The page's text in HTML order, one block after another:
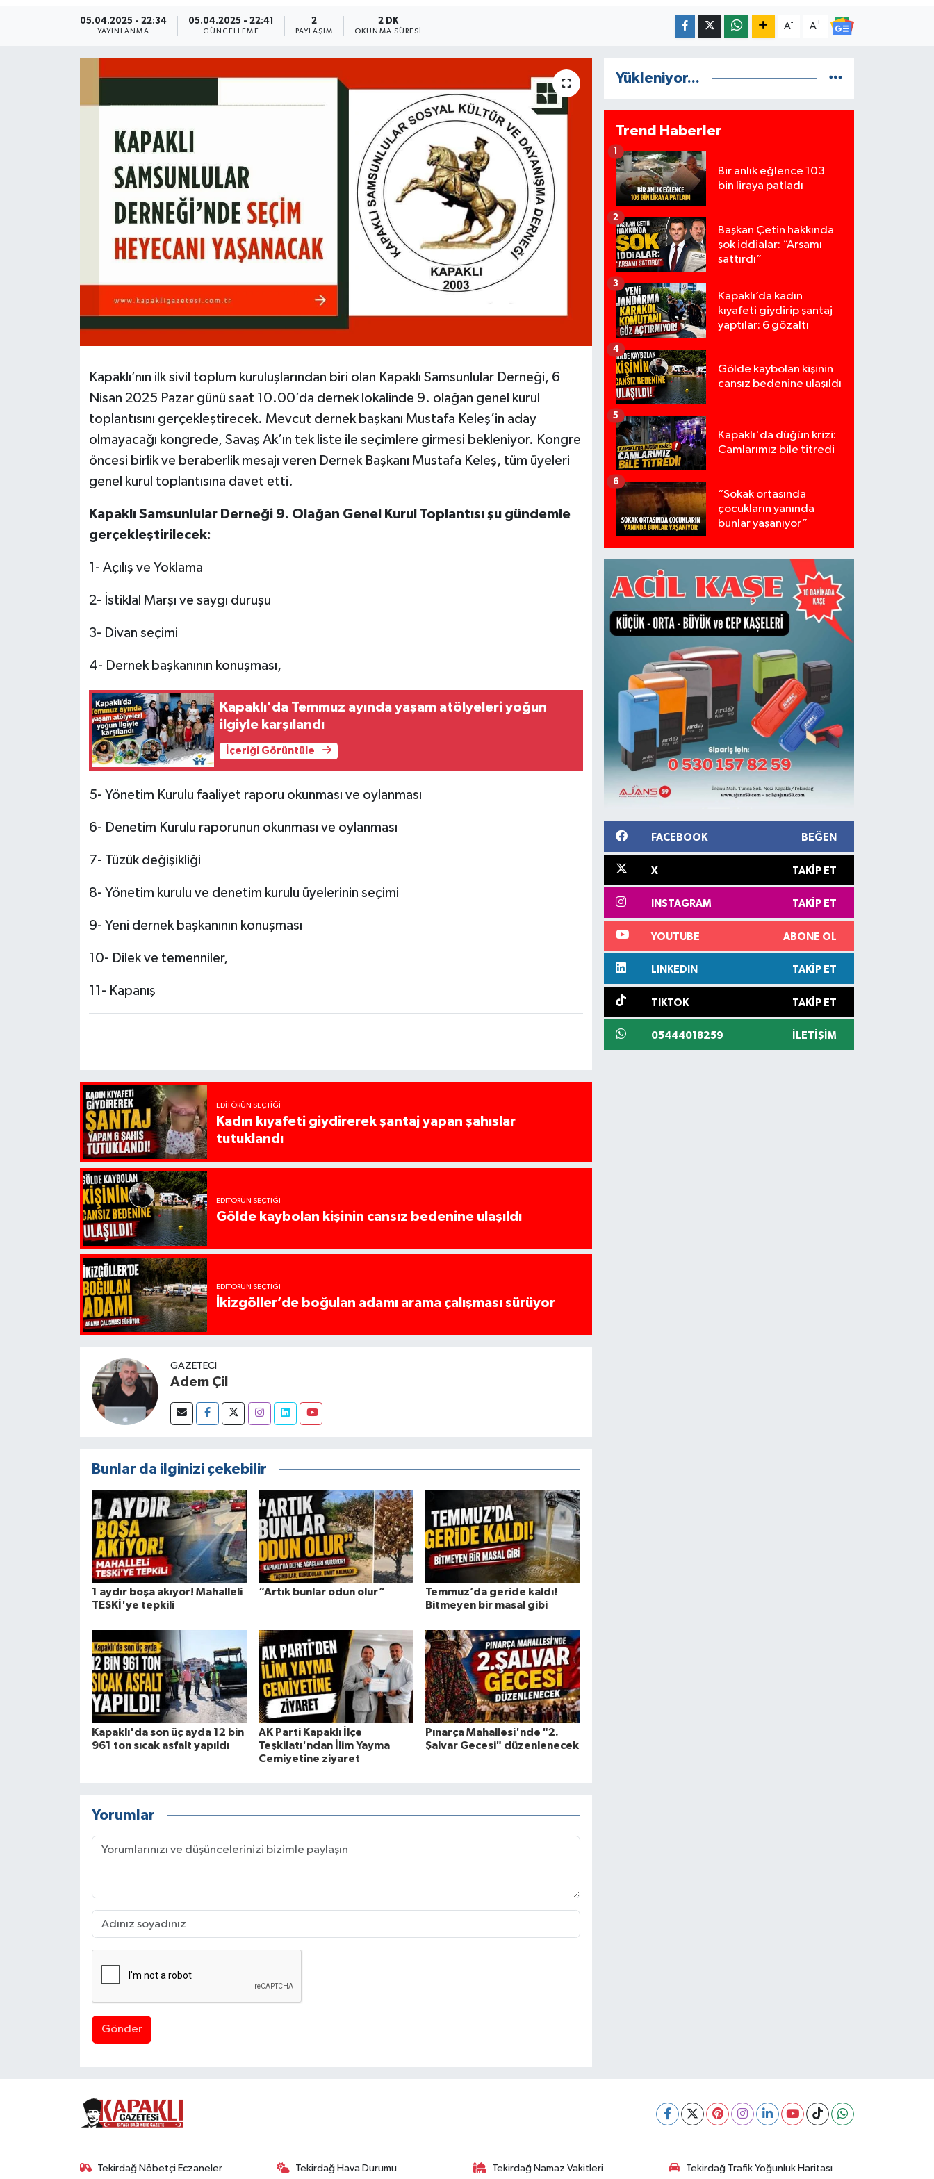
05.04.2025 - 22:34
YAYINLANMA
05.04.2025 - 22:41
GÜNCELLEME
2
PAYLAŞIM
2 DK
OKUNMA SÜRESI
A- A+
Kapaklı’nın ilk sivil toplum kuruluşlarından biri olan Kapaklı Samsunlular Derneği, 6
Nisan 2025 Pazar günü saat 10.00’da dernek lokalinde 9. olağan genel kurul
toplantısını gerçekleştirecek. Mevcut dernek başkanı Mustafa Keleş’in aday
olmayacağı kongrede, Savaş Ak’ın tek liste ile seçimlere girmesi bekleniyor. Kongre
öncesi birlik ve beraberlik mesajı veren Dernek Başkanı Mustafa Keleş, tüm üyeleri
genel kurul toplantısına davet etti.
Kapaklı Samsunlular Derneği 9. Olağan Genel Kurul Toplantısı şu gündemle
gerçekleştirilecek:
1- Açılış ve Yoklama
2- İstiklal Marşı ve saygı duruşu
3- Divan seçimi
4- Dernek başkanının konuşması,
Kapaklı'da Temmuz ayında yaşam atölyeleri yoğun
ilgiyle karşılandı
İçeriği Görüntüle
5- Yönetim Kurulu faaliyet raporu okunması ve oylanması
6- Denetim Kurulu raporunun okunması ve oylanması
7- Tüzük değişikliği
8- Yönetim kurulu ve denetim kurulu üyelerinin seçimi
9- Yeni dernek başkanının konuşması
10- Dilek ve temenniler,
11- Kapanış
EDITÖRÜN SEÇTIĞI
Kadın kıyafeti giydirerek şantaj yapan şahıslar
tutuklandı
EDITÖRÜN SEÇTIĞI
Gölde kaybolan kişinin cansız bedenine ulaşıldı
EDITÖRÜN SEÇTIĞI
İkizgöller’de boğulan adamı arama çalışması sürüyor
GAZETECI
Adem Çil
Bunlar da ilginizi çekebilir
1 aydır boşa akıyor! Mahalleli
TESKİ'ye tepkili
“Artık bunlar odun olur”
Temmuz’da geride kaldı!
Bitmeyen bir masal gibi
Kapaklı'da son üç ayda 12 bin
961 ton sıcak asfalt yapıldı
AK Parti Kapaklı İlçe
Teşkilatı'ndan İlim Yayma
Cemiyetine ziyaret
Pınarça Mahallesi'nde "2.
Şalvar Gecesi" düzenlenecek
Yorumlar
Gönder
Yükleniyor...
Trend Haberler
Bir anlık eğlence 103
bin liraya patladı
Başkan Çetin hakkında
şok iddialar: “Arsamı
sattırdı”
2
Kapaklı’da kadın
kıyafeti giydirip şantaj
yaptılar: 6 gözaltı
3
Gölde kaybolan kişinin
cansız bedenine ulaşıldı
4
Kapaklı'da düğün krizi:
Camlarımız bile titredi
5
“Sokak ortasında
çocukların yanında
bunlar yaşanıyor”
6
FACEBOOK BEĞEN
X TAKIP ET
INSTAGRAM TAKIP ET
YOUTUBE ABONE OL
LINKEDIN TAKIP ET
TIKTOK TAKIP ET
05444018259 İLETIŞIM
Tekirdağ Nöbetçi Eczaneler Tekirdağ Hava Durumu Tekirdağ Namaz Vakitleri Tekirdağ Trafik Yoğunluk Haritası
Ekonomi